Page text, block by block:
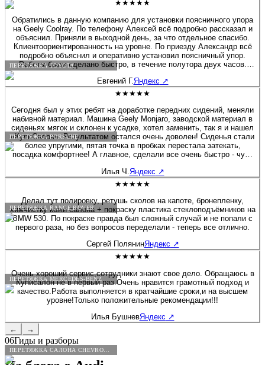
ПЕРЕТЯЖКА TOYOTA
ПЕРЕТЯЖКА PORSCHE
ПЕРЕТЯЖКА RANGE ROVER
ПЕРЕТЯЖКА MERCEDES-BENZ
★★★★★
Обратились в данную компанию для установки поясничного упора
на Geely Coolray. По телефону Алексей всё подробно рассказал и
объяснил. Приняли в выходной день, за что отдельное спасибо.
Клиентоориентированность на уровне. По приезду Александр всё
подробно объяснил и оперативно установил поясничный упор.
Работы были сделано быстро, в течение полутора двух часов.
Если будет нужно сделать какие-либо работы связанные с
перешивом и модернизацией салона, детейлингом, то обязательно
обращусь в данную компанию. Алексей спасибо Вам и
Евгений Г. Яндекс ↗
★★★★★
Сегодня был у этих ребят на доработке передних сидений, меняли
набивной материал. Машина Geely Monjaro, заводской материал в
сиденьях мягок и склонен к усадке, хотел заменить, так я и нашел
«КупиСалон». Результатом остался очень доволен! Сиденья стали
более упругими, пятая точка в пробках перестала затекать,
посадка комфортнее! А главное, сделали все очень быстро - чуть
короткая экскурсия по производственным цехам. Действительно
люди «болеют» своим делом, а это редкость! Очень приятная
останавливаться на достигнутом, професстонального и
технологического роста! Молодцы! 👍
Илья Ч. Яндекс ↗
★★★★★
Делал тут полировку, ретушь сколов на капоте, бронепленку,
химчистку кожи салона + покраску пластика стеклоподъёмников на
BMW 530. По покраске правда был сложный случай и не попали с
первого раза, но без вопросов переделали - теперь все отлично.
Сергей ПолянинЯндекс ↗
★★★★★
Очень хороший сервис,сотрудники знают свое дело. Обращаюсь в
Куписалон не в первый раз.Очень нравится грамотный подход и
качество.Работа выполняется в кратчайшие сроки,и на высшем
уровне!Только положительные рекомендации!!!
Илья БушневЯндекс ↗
←
→
06Гиды и разборы